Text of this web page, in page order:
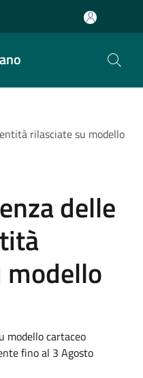
rilasciate su modello
delle
modello cartaceo
fino al 3 Agosto